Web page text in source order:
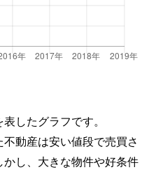
したグラフです。
動産は安い値段で売買さ
し、大きな物件や好条件